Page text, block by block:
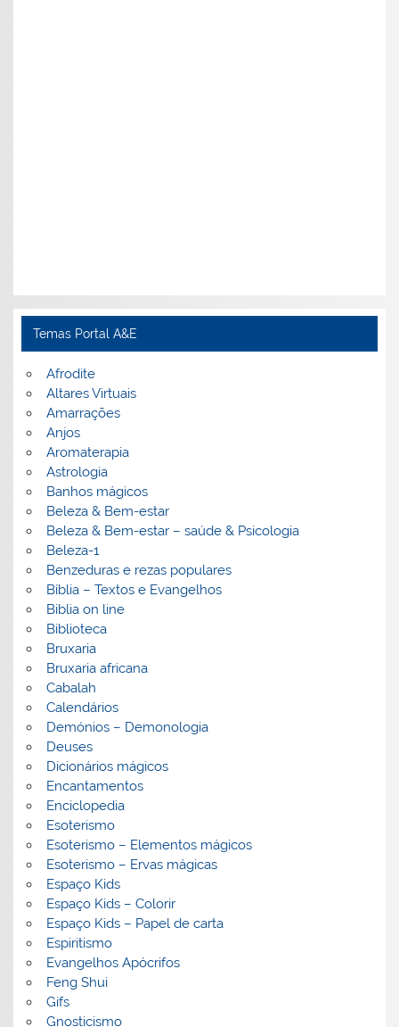
Temas Portal A&E
Afrodite
Altares Virtuais
Amarrações
Anjos
Aromaterapia
Astrologia
Banhos mágicos
Beleza & Bem-estar
Beleza & Bem-estar – saúde & Psicologia
Beleza-1
Benzeduras e rezas populares
Bíblia – Textos e Evangelhos
Biblia on line
Biblioteca
Bruxaria
Bruxaria africana
Cabalah
Calendários
Demónios – Demonologia
Deuses
Dicionários mágicos
Encantamentos
Enciclopedia
Esoterismo
Esoterismo – Elementos mágicos
Esoterismo – Ervas mágicas
Espaço Kids
Espaço Kids – Colorir
Espaço Kids – Papel de carta
Espiritismo
Evangelhos Apócrifos
Feng Shui
Gifs
Gnosticismo